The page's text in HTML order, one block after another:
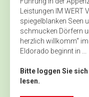
Leistungen IM
spiegelblanken Seen
schmucken Dörfern
herzlich willkomm“
Eldorado beginnt in ...
Bitte loggen Sie
lesen.